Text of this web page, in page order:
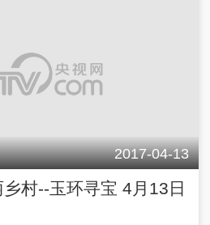
2017-04-13
村--玉环寻宝 4月13日